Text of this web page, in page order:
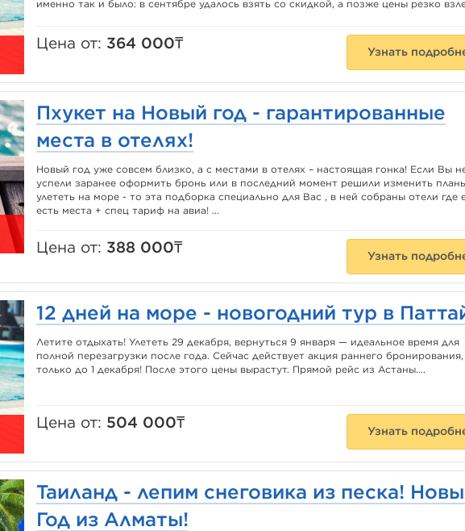
именно так и было: в сентябре удалось взять со скидкой, а позже цены резко
Цена от: 364 000₸
Узнать
Пхукет на Новый год - гарантированные
места в отелях!
Новый год уже совсем близко, а с местами в отелях – настоящая гонка! Если Вы
успели заранее оформить бронь или в последний момент решили изменить
улететь на море - то эта подборка специально для Вас , в ней собраны отели где
есть места + спец тариф на авиа! ...
Цена от: 388 000₸
Узнать
12 дней на море - новогодний тур в
Летите отдыхать! Улететь 29 декабря, вернуться 9 января — идеальное время для
полной перезагрузки после года. Сейчас действует акция раннего
только до 1 декабря! После этого цены вырастут. Прямой рейс из Астаны....
Цена от: 504 000₸
Узнать
Таиланд - лепим снеговика из песка!
Год из Алматы!